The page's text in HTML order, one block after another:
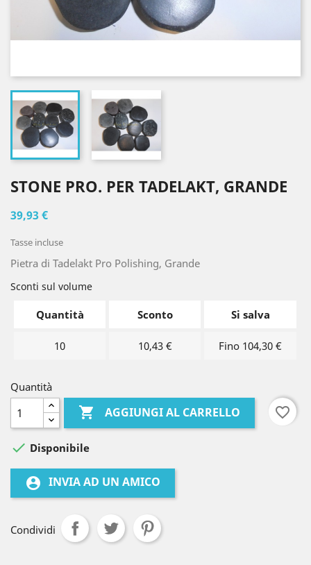
STONE PRO. PER TADELAKT, GRANDE
39,93 €
Tasse incluse
Pietra di Tadelakt Pro Polishing, Grande
Sconti sul volume
Quantità Sconto Si salva
10 10,43 € Fino 104,30 €
Quantità
 AGGIUNGI AL CARRELLO favorite_border
 Disponibile
account_circle INVIA AD UN AMICO
Condividi